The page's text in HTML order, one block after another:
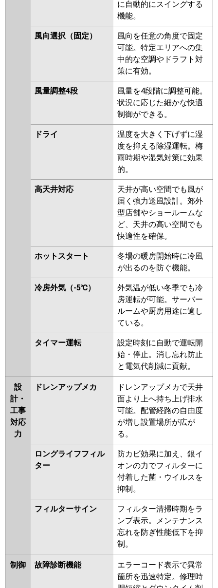
ERMP40SK2 PCZ-ERMP40SKZ
PCZ-ERMP40SKLZ PCZ-
ERMP40SKY PCZ-ERMP40SKLY
PCZ-ERMP40SKV PCZ-
ERMP40SKLV PCZ-ERMP40SKR
PCZ-ERMP40SKLR
RPC-GP40RSHJ9 RPC-
GP40RSHJ8 RPC-GP40RSHJ7
RPC-GP40RSHJ6 RPC-
GP40RSHJ5 RPC-GP40RSHJ3
RPC-GP40RSHJ2
FDEV405HKA5SA FDEV405HK5SA
FDEV405HK5S
パナソニック PA-P40T7SHNBX PA-P40T7SHNB
PA-P40T7SHB PA-P40T7SH
PA-
P40T7SHN PA-P40T6SCB PA-
P40T6SCNB
PA-P40T6SHB PA-
P40T6SHNB PA-P40T6SHN1
P40T6SHA
に自動的にスイングする
機能。
風向選択（固定）
風向を任意の角度で固定
可能。特定エリアへの集
中的な空調やドラフト対
策に有効。
風量調整4段
風量を4段階に調整可能。
状況に応じた細かな快適
制御ができる。
ドライ
温度を大きく下げずに湿
度を抑える除湿運転。梅
雨時期や湿気対策に効果
的。
高天井対応
天井が高い空間でも風が
届く強力送風設計。郊外
型店舗やショールームな
ど、天井の高い空間でも
快適性を確保。
ホットスタート
冬場の暖房開始時に冷風
が出るのを防ぐ機能。
冷房外気（-5℃）
外気温が低い冬季でも冷
房運転が可能。サーバー
ルームや厨房用途に適し
ている。
タイマー運転
設定時刻に自動で運転開
始・停止。消し忘れ防止
と電気代削減に貢献。
設
計・
工事
対応
力
ドレンアップメカ
ドレンアップメカで天井
面より上へ持ち上げ排水
可能。配管経路の自由度
が増し設置場所が広が
る。
ロングライフフィル
ター
防カビ効果に加え、銀イ
オンの力でフィルターに
付着した菌・ウイルスを
抑制。
フィルターサイン
フィルター清掃時期をラ
ンプ表示。メンテナンス
忘れを防ぎ性能低下を抑
制。
制御 故障診断機能
エラーコード表示で異常
箇所を迅速特定。修理時